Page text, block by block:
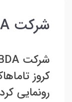
شرکت MBDA
کروز
رونمایی کرد